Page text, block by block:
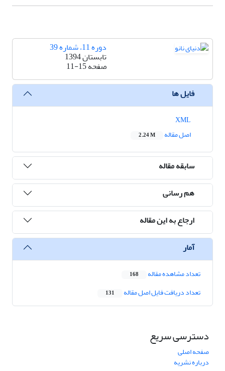
دوره 11، شماره 39
تابستان 1394
صفحه11-15
فایل ها
اصل مقاله
2.24 M
سابقه مقاله
هم رسانی
ارجاع به این مقاله
آمار
تعداد مشاهده مقاله 168
تعداد دریافت فایل اصل مقاله 131
دسترسی سریع
صفحه اصلی
درباره نشریه